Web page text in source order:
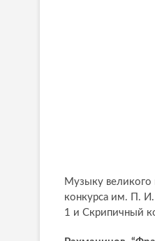
Музыку великого
конкурса им. П.
1 и Скрипичный